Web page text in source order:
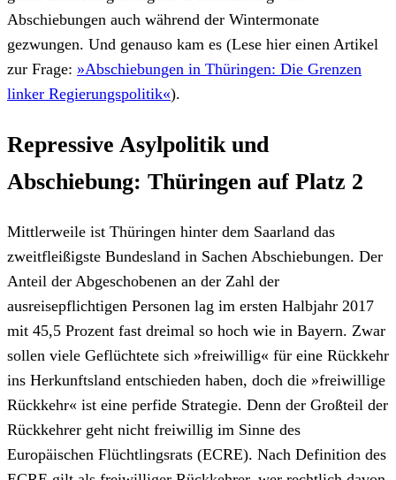
Abschiebungen auch während der Wintermonate
gezwungen. Und genauso kam es (Lese hier einen Artikel
zur Frage: »Abschiebungen in Thüringen: Die Grenzen
linker Regierungspolitik«).
Repressive Asylpolitik und
Abschiebung: Thüringen auf Platz 2
Mittlerweile ist Thüringen hinter dem Saarland das
zweitfleißigste Bundesland in Sachen Abschiebungen. Der
Anteil der Abgeschobenen an der Zahl der
ausreisepflichtigen Personen lag im ersten Halbjahr 2017
mit 45,5 Prozent fast dreimal so hoch wie in Bayern. Zwar
sollen viele Geflüchtete sich »freiwillig« für eine Rückkehr
ins Herkunftsland entschieden haben, doch die »freiwillige
Rückkehr« ist eine perfide Strategie. Denn der Großteil der
Rückkehrer geht nicht freiwillig im Sinne des
Europäischen Flüchtlingsrats (ECRE). Nach Definition des